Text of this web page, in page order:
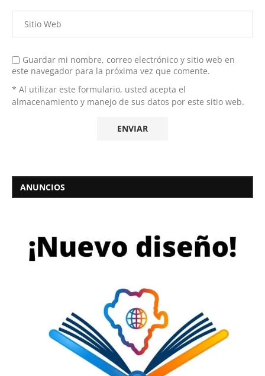
Guardar mi nombre, correo electrónico y sitio web en
este navegador para la próxima vez que comente.
* Al utilizar este formulario, usted acepta el
almacenamiento y manejo de sus datos por este sitio web.
ANUNCIOS